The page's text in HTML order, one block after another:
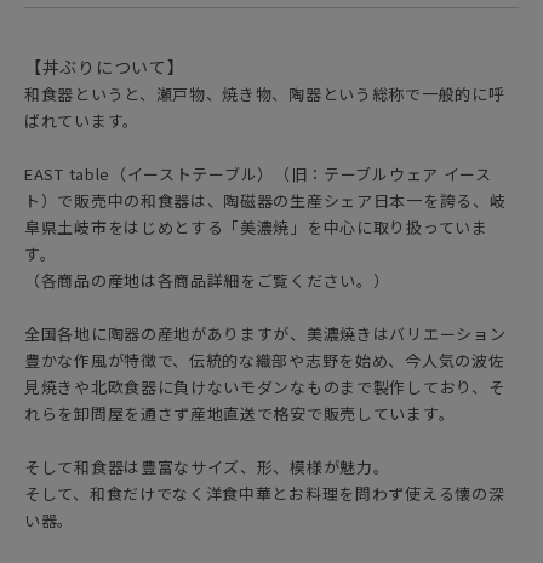
【丼ぶりについて】
和食器というと、瀬戸物、焼き物、陶器という総称で一般的に呼
ばれています。
EAST table（イーストテーブル）（旧：テーブルウェア イース
ト）で販売中の和食器は、陶磁器の生産シェア日本一を誇る、岐
阜県土岐市をはじめとする「美濃焼」を中心に取り扱っていま
す。
（各商品の産地は各商品詳細をご覧ください。）
全国各地に陶器の産地がありますが、美濃焼きはバリエーション
豊かな作風が特徴で、伝統的な織部や志野を始め、今人気の波佐
見焼きや北欧食器に負けないモダンなものまで製作しており、そ
れらを卸問屋を通さず産地直送で格安で販売しています。
そして和食器は豊富なサイズ、形、模様が魅力。
そして、和食だけでなく洋食中華とお料理を問わず使える懐の深
い器。